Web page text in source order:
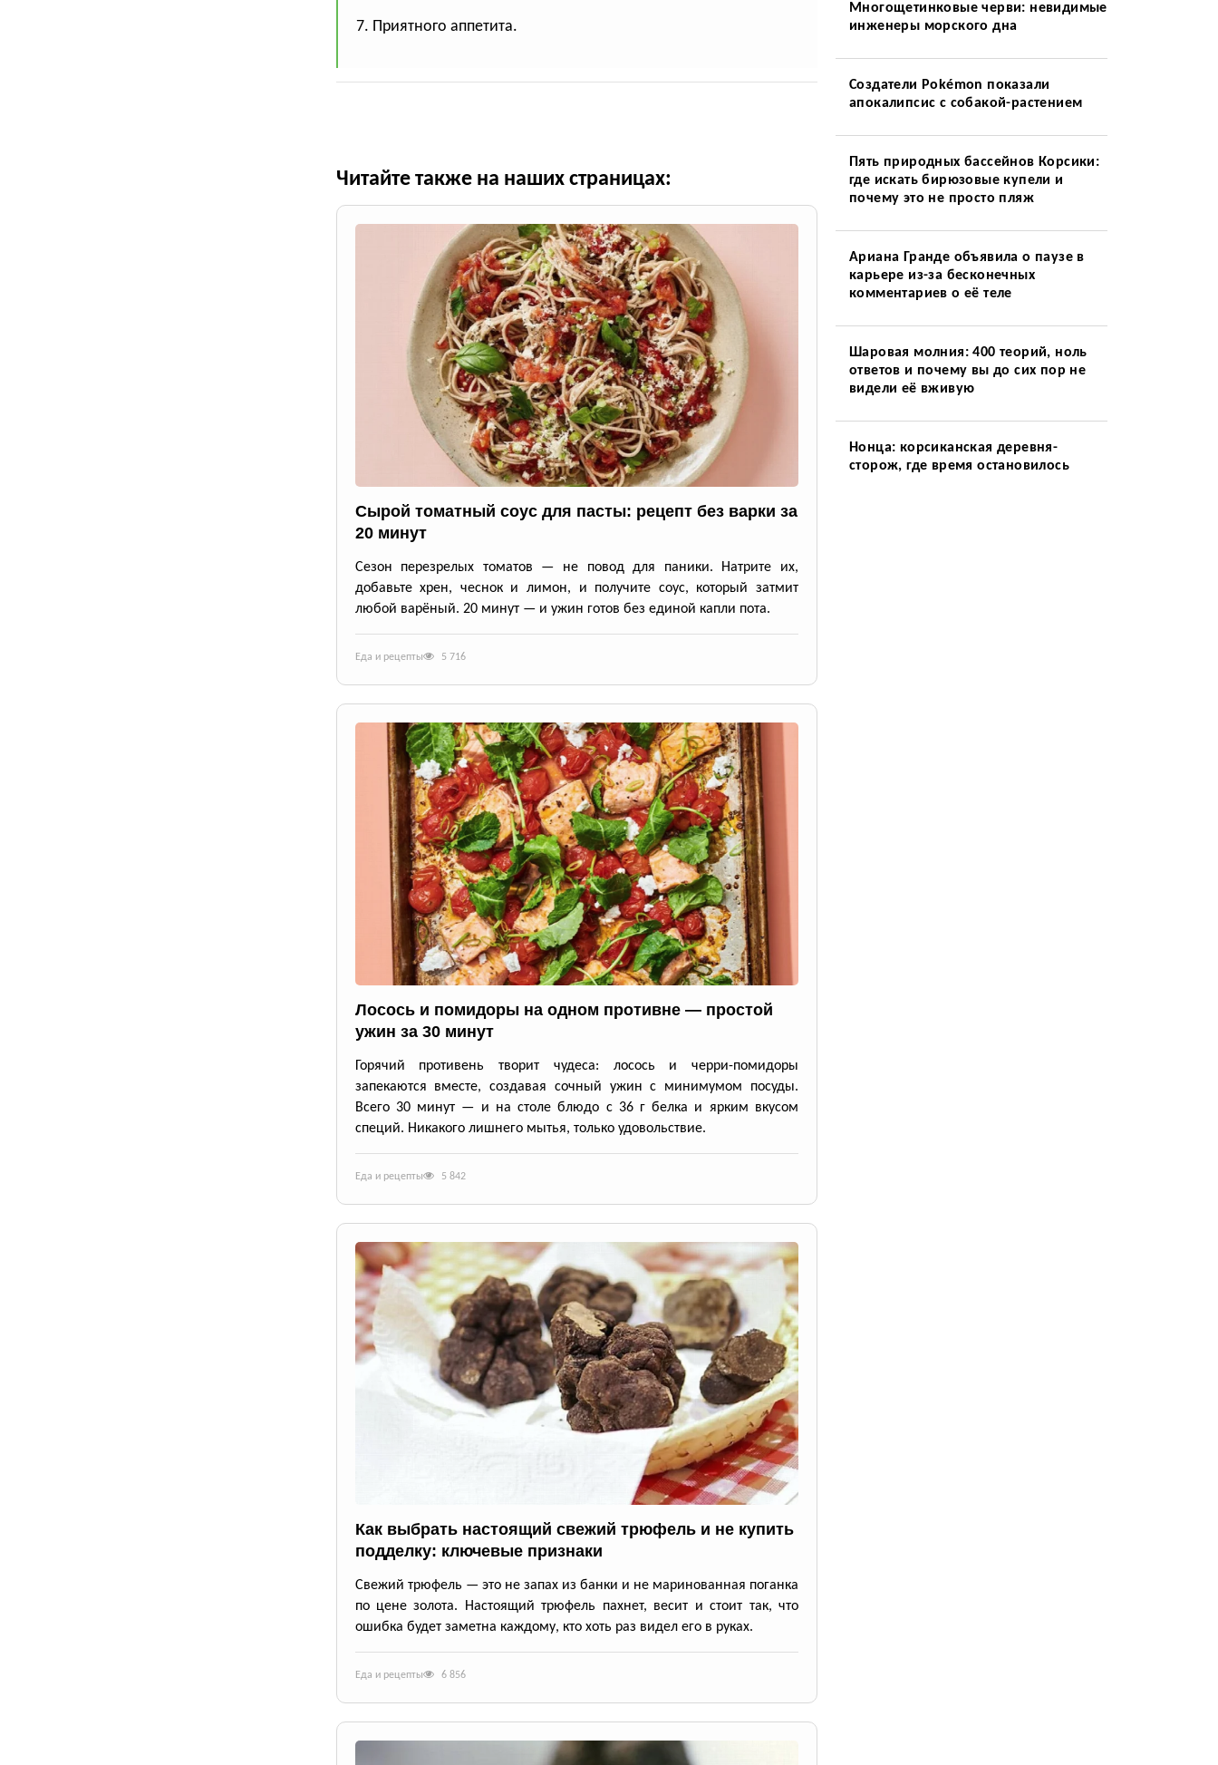
7. Приятного аппетита.
Читайте также на наших страницах:
Сырой томатный соус для пасты: рецепт без варки за
20 минут
Сезон перезрелых томатов — не повод для паники. Натрите их,
добавьте хрен, чеснок и лимон, и получите соус, который затмит
любой варёный. 20 минут — и ужин готов без единой капли пота.
Еда и рецепты 5 716
Лосось и помидоры на одном противне — простой
ужин за 30 минут
Горячий противень творит чудеса: лосось и черри-помидоры
запекаются вместе, создавая сочный ужин с минимумом посуды.
Всего 30 минут — и на столе блюдо с 36 г белка и ярким вкусом
специй. Никакого лишнего мытья, только удовольствие.
Еда и рецепты 5 842
Как выбрать настоящий свежий трюфель и не купить
подделку: ключевые признаки
Свежий трюфель — это не запах из банки и не маринованная поганка
по цене золота. Настоящий трюфель пахнет, весит и стоит так, что
ошибка будет заметна каждому, кто хоть раз видел его в руках.
Еда и рецепты 6 856
Многощетинковые черви: невидимые
инженеры морского дна
Создатели Pokémon показали
апокалипсис с собакой-растением
Пять природных бассейнов Корсики:
где искать бирюзовые купели и
почему это не просто пляж
Ариана Гранде объявила о паузе в
карьере из-за бесконечных
комментариев о её теле
Шаровая молния: 400 теорий, ноль
ответов и почему вы до сих пор не
видели её вживую
Нонца: корсиканская деревня-
сторож, где время остановилось